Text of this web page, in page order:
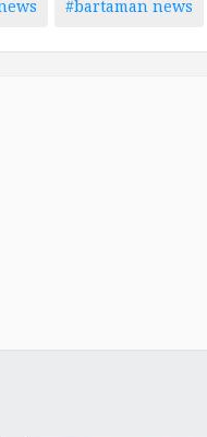
#bartaman news